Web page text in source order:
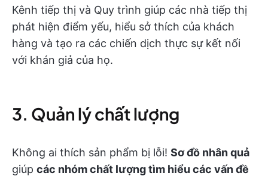
Kênh tiếp thị và Quy trình giúp các nhà tiếp thị
phát hiện điểm yếu, hiểu sở thích của khách
hàng và tạo ra các chiến dịch thực sự kết nối
với khán giả của họ.
3. Quản lý chất lượng
Không ai thích sản phẩm bị lỗi! Sơ đồ nhân quả
giúp các nhóm chất lượng tìm hiểu các vấn đề